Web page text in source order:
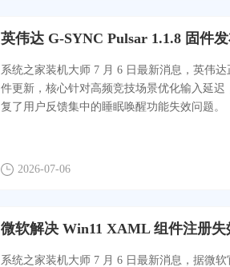
英伟达 G-SYNC Pulsar 1.1.8 固件
系统之家装机大师 7 月 6 日最新消息，英伟
件更新，核心针对高频竞技场景优化输入延
复了用户反馈集中的睡眠唤醒功能失效问题。
2026-07-06
微软解决 Win11 XAML 组件注册失
系统之家装机大师 7 月 6 日最新消息，据微